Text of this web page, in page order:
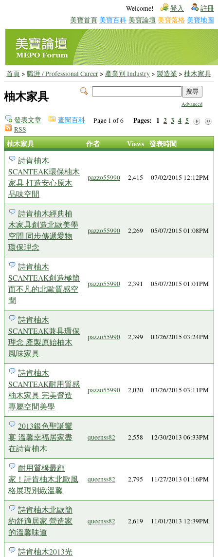
Welcome! 登入 註冊
美寶首頁 美寶百科 美寶論壇 美寶落格 美寶地圖
首頁> 職涯 / Professional Career> 產業別 Industry> 製造業> 柚木家具
Advanced
柚木家具
Page 1 of 6 Pages: 1 2 3 4 5
發表文章
查閱百科
RSS
柚木家具 作者 Views 發表時間
詩肯柚木
SCANTEAK環保柚木
家具 打造安心原木
品味空間
pazzo55990 2,415 07/02/2015 12:12PM
詩肯柚木經典柚
木家具創造北歐美學
空間 同步傳遞愛物
環保理念
pazzo55990 2,269 05/07/2015 01:08PM
詩肯柚木
SCANTEAK創造極簡
而不凡的北歐質感空
間
pazzo55990 2,391 05/07/2015 01:01PM
詩肯柚木
SCANTEAK兼具環保
理念 產製原始柚木
風味家具
pazzo55990 2,399 03/26/2015 03:24PM
詩肯柚木
SCANTEAK耐用質感
柚木家具 完美營造
專屬空間美學
pazzo55990 2,020 03/26/2015 03:11PM
2013銀色聖誕饗
宴 溫馨幸福居家盡
在詩肯柚木
queenss82 2,558 12/30/2013 06:33PM
耐用質樸最顧
家！詩肯柚木北歐風
格展現別緻溫馨
queenss82 2,795 11/27/2013 01:16PM
詩肯柚木北歐簡
約舒適居家 營造家
的溫馨味道
queenss82 2,619 11/01/2013 12:39PM
詩肯柚木2013光